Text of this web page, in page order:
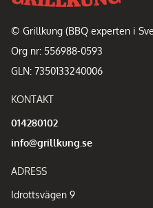
© Grillkung (BBQ experten i
Org nr: 556988-0593
GLN: 7350133240006
KONTAKT
014280102
info@grillkung.se
ADRESS
Idrottsvägen 9